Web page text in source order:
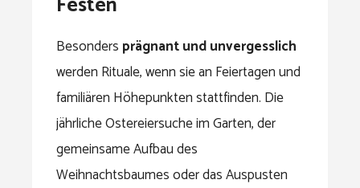
Besonders prägnant und unvergesslich
werden Rituale, wenn sie an Feiertagen und
familiären Höhepunkten stattfinden. Die
jährliche Ostereiersuche im Garten, der
gemeinsame Aufbau des
Weihnachtsbaumes oder das Auspusten